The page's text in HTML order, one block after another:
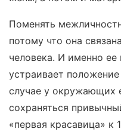
Поменять
потому что она
человека. И именно ее
устраивает
случае у окружающих
сохраняться
«первая красавица» к